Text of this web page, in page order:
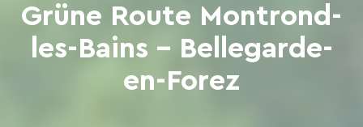
Grüne Route Montrond-
les-Bains - Bellegarde-
en-Forez